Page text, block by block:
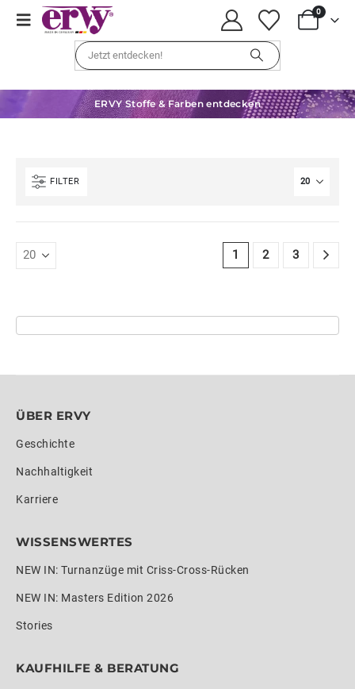
0
ERVY Stoffe & Farben entdecken
FILTER
1 2 3
ÜBER ERVY
Geschichte
Nachhaltigkeit
Karriere
WISSENSWERTES
NEW IN: Turnanzüge mit Criss-Cross-Rücken
NEW IN: Masters Edition 2026
Stories
KAUFHILFE & BERATUNG